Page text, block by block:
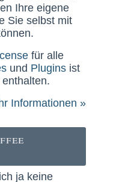
Ihre eigene
Sie selbst mit
für alle
und Plugins ist
Informationen »
ja keine